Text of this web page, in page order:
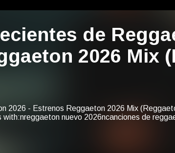
de
2026 Mix
2026 - Estrenos Reggaeton 2026 Mix
with:nreggaeton nuevo 2026ncanciones de
de reggaetonncanciones recientes de reggaeton